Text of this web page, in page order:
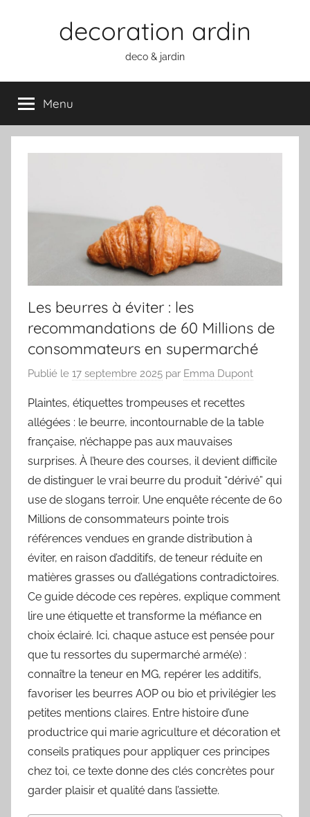
decoration ardin
deco & jardin
Menu
Les beurres à éviter : les
recommandations de 60 Millions de
consommateurs en supermarché
Publié le 17 septembre 2025 par Emma Dupont
Plaintes, étiquettes trompeuses et recettes
allégées : le beurre, incontournable de la table
française, n’échappe pas aux mauvaises
surprises. À l’heure des courses, il devient difficile
de distinguer le vrai beurre du produit “dérivé” qui
use de slogans terroir. Une enquête récente de 60
Millions de consommateurs pointe trois
références vendues en grande distribution à
éviter, en raison d’additifs, de teneur réduite en
matières grasses ou d’allégations contradictoires.
Ce guide décode ces repères, explique comment
lire une étiquette et transforme la méfiance en
choix éclairé. Ici, chaque astuce est pensée pour
que tu ressortes du supermarché armé(e) :
connaître la teneur en MG, repérer les additifs,
favoriser les beurres AOP ou bio et privilégier les
petites mentions claires. Entre histoire d’une
productrice qui marie agriculture et décoration et
conseils pratiques pour appliquer ces principes
chez toi, ce texte donne des clés concrètes pour
garder plaisir et qualité dans l’assiette.